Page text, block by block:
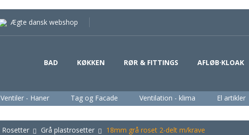
Ægte dansk webshop
BAD KØKKEN RØR & FITTINGS AFLØB·KLOAK
Ventiler - Haner Tag og Facade Ventilation - klima El artikler
Rosetter Grå plastrosetter 18mm grå roset 2-delt m/krave